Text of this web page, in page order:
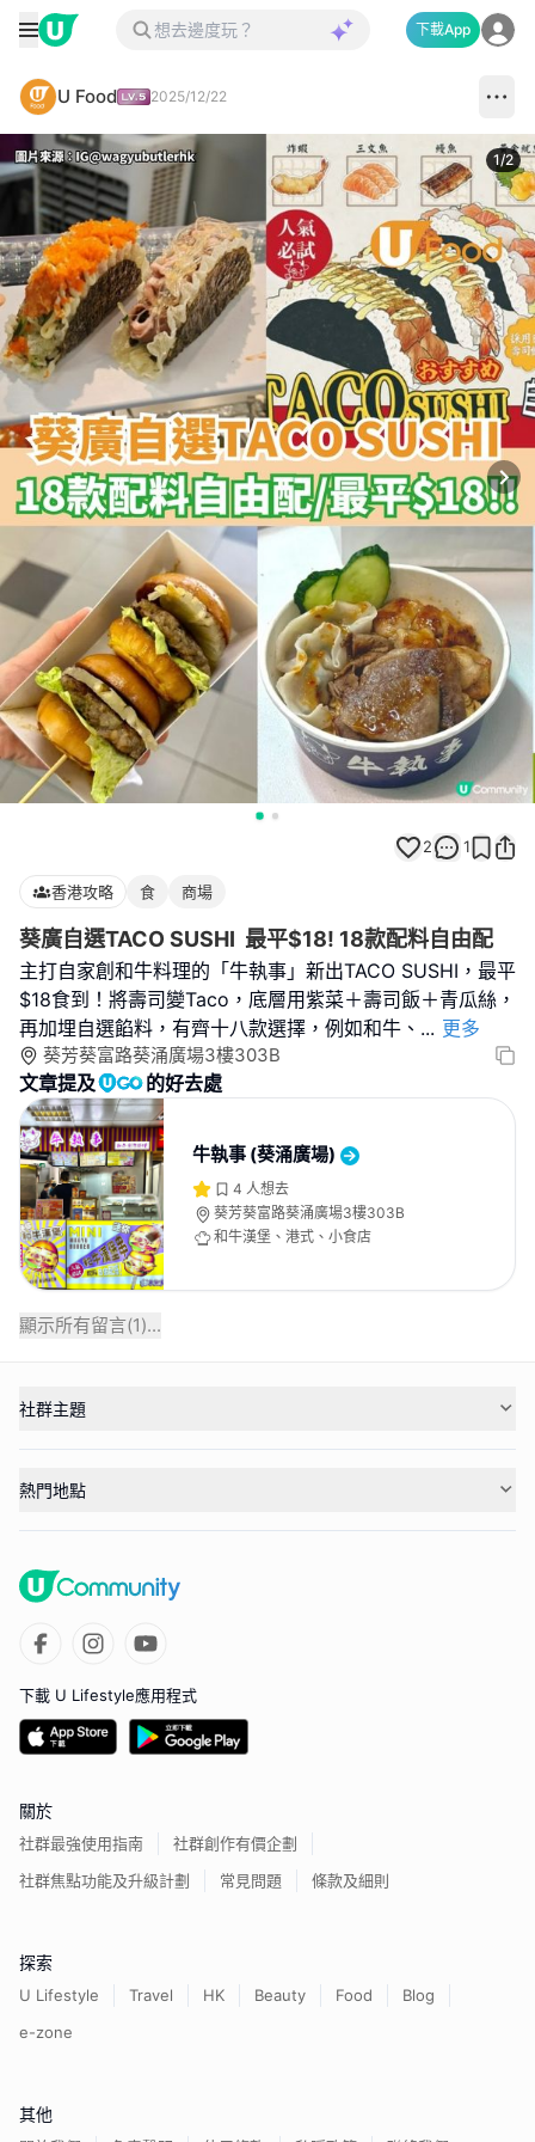
下載App
U Food 2025/12/22
1/2
2 1
香港攻略 食 商場
葵廣自選TACO SUSHI 最平$18! 18款配料自由配
主打自家創和牛料理的「牛執事」新出TACO SUSHI，最平
$18食到！將壽司變Taco，底層用紫菜＋壽司飯＋青瓜絲，
再加埋自選餡料，有齊十八款選擇，例如和牛、 ... 更多
葵芳葵富路葵涌廣場3樓303B
文章提及 的好去處
牛執事 (葵涌廣場)
4 人想去
葵芳葵富路葵涌廣場3樓303B
和牛漢堡、港式、小食店
顯示所有留言(1)...
社群主題
熱門地點
下載 U Lifestyle應用程式
關於
社群最強使用指南
社群創作有價企劃
社群焦點功能及升級計劃
常見問題 條款及細則
探索
U Lifestyle Travel HK Beauty Food
Blog
e-zone
其他